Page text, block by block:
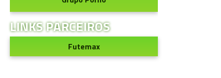
LINKS PARCEIROS
Futemax